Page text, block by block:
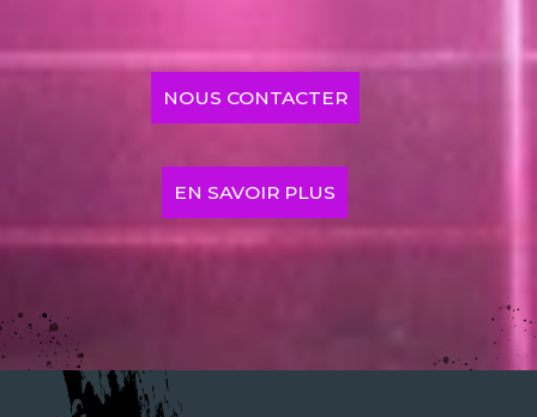
NOUS CONTACTER
EN SAVOIR PLUS